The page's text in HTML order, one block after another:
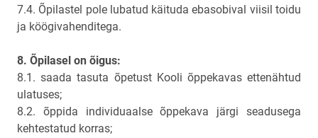
7.4. Õpilastel pole lubatud käituda ebasobival viisil toidu
ja köögivahenditega.
8. Õpilasel on õigus:
8.1. saada tasuta õpetust Kooli õppekavas ettenähtud
ulatuses;
8.2. õppida individuaalse õppekava järgi seadusega
kehtestatud korras;